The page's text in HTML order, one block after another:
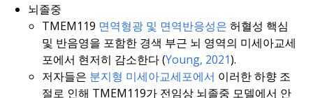
뇌졸중
TMEM119 면역형광 및 면역반응성은 허혈성 핵심
및 반음영을 포함한 경색 부근 뇌 영역의 미세아교세
포에서 현저히 감소한다 (Young, 2021).
저자들은 분지형 미세아교세포에서 이러한 하향 조
절로 인해 TMEM119가 전임상 뇌졸중 모델에서 안